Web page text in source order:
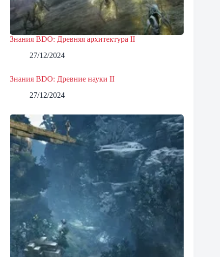
Знания BDO: Древняя архитектура II
27/12/2024
Знания BDO: Древние науки II
27/12/2024